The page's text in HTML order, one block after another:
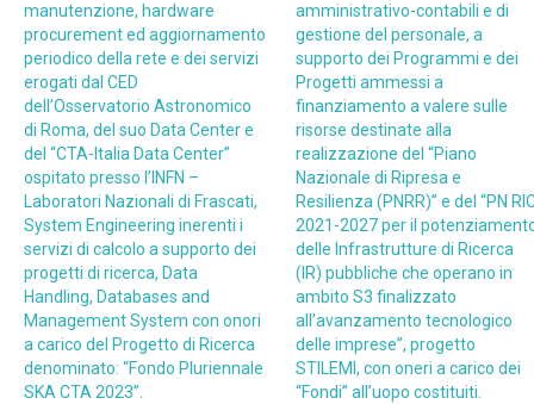
manutenzione, hardware
procurement ed aggiornamento
periodico della rete e dei servizi
erogati dal CED
dell’Osservatorio Astronomico
di Roma, del suo Data Center e
del “CTA-Italia Data Center”
ospitato presso l’INFN –
Laboratori Nazionali di Frascati,
System Engineering inerenti i
servizi di calcolo a supporto dei
progetti di ricerca, Data
Handling, Databases and
Management System con onori
a carico del Progetto di Ricerca
denominato: “Fondo Pluriennale
SKA CTA 2023”.
amministrativo-contabili e di
gestione del personale, a
supporto dei Programmi e dei
Progetti ammessi a
finanziamento a valere sulle
risorse destinate alla
realizzazione del “Piano
Nazionale di Ripresa e
Resilienza (PNRR)” e del “PN
2021-2027 per il
delle Infrastrutture di Ricerca
(IR) pubbliche che operano in
ambito S3 finalizzato
all’avanzamento tecnologico
delle imprese”, progetto
STILEMI, con oneri a carico dei
“Fondi” all’uopo costituiti.